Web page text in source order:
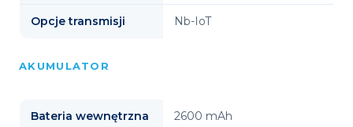
Opcje transmisji Nb-IoT
AKUMULATOR
Bateria wewnętrzna 2600 mAh